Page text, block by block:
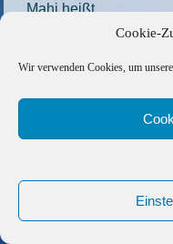
Cookie-
Wir verwenden Cookies, um
Mahi heißt
Die gesamte
58»
Copyright ©
AGB|